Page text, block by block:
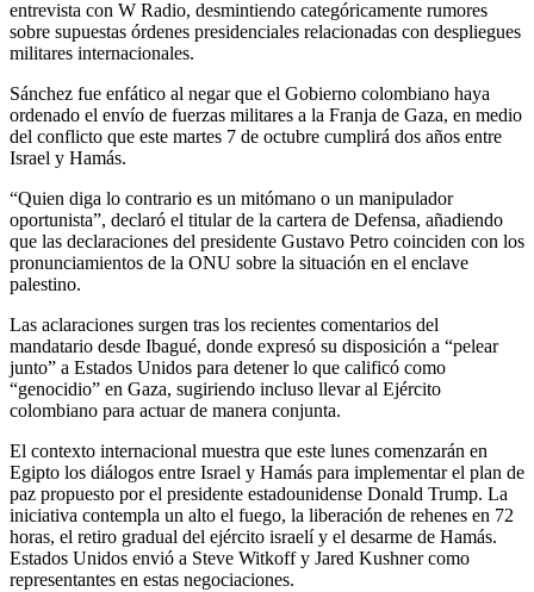
entrevista con W Radio, desmintiendo categóricamente rumores
sobre supuestas órdenes presidenciales relacionadas con despliegues
militares internacionales.
Sánchez fue enfático al negar que el Gobierno colombiano haya
ordenado el envío de fuerzas militares a la Franja de Gaza, en medio
del conflicto que este martes 7 de octubre cumplirá dos años entre
Israel y Hamás.
“Quien diga lo contrario es un mitómano o un manipulador
oportunista”, declaró el titular de la cartera de Defensa, añadiendo
que las declaraciones del presidente Gustavo Petro coinciden con los
pronunciamientos de la ONU sobre la situación en el enclave
palestino.
Las aclaraciones surgen tras los recientes comentarios del
mandatario desde Ibagué, donde expresó su disposición a “pelear
junto” a Estados Unidos para detener lo que calificó como
“genocidio” en Gaza, sugiriendo incluso llevar al Ejército
colombiano para actuar de manera conjunta.
El contexto internacional muestra que este lunes comenzarán en
Egipto los diálogos entre Israel y Hamás para implementar el plan de
paz propuesto por el presidente estadounidense Donald Trump. La
iniciativa contempla un alto el fuego, la liberación de rehenes en 72
horas, el retiro gradual del ejército israelí y el desarme de Hamás.
Estados Unidos envió a Steve Witkoff y Jared Kushner como
representantes en estas negociaciones.